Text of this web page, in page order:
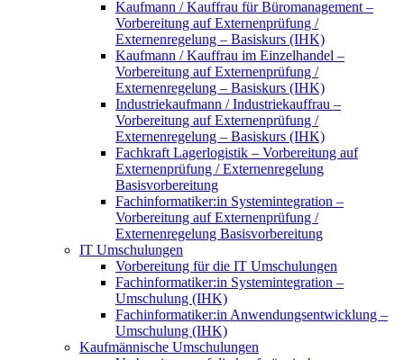
Kaufmann / Kauffrau für Büromanagement –
Vorbereitung auf Externenprüfung /
Externenregelung – Basiskurs (IHK)
Kaufmann / Kauffrau im Einzelhandel –
Vorbereitung auf Externenprüfung /
Externenregelung – Basiskurs (IHK)
Industriekaufmann / Industriekauffrau –
Vorbereitung auf Externenprüfung /
Externenregelung – Basiskurs (IHK)
Fachkraft Lagerlogistik – Vorbereitung auf
Externenprüfung / Externenregelung
Basisvorbereitung
Fachinformatiker:in Systemintegration –
Vorbereitung auf Externenprüfung /
Externenregelung Basisvorbereitung
IT Umschulungen
Vorbereitung für die IT Umschulungen
Fachinformatiker:in Systemintegration –
Umschulung (IHK)
Fachinformatiker:in Anwendungsentwicklung –
Umschulung (IHK)
Kaufmännische Umschulungen